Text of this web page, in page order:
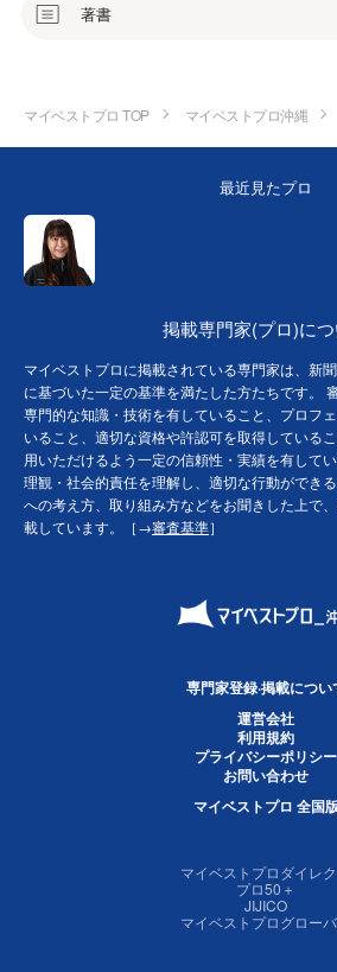
著書
マイベストプロ TOP マイベストプロ沖縄
最近見たプロ
掲載専門家(プロ)に
マイベストプロに掲載されている専門家は、新
に基づいた一定の基準を満たした方たちです。
専門的な知識・技術を有していること、プロフ
いること、適切な資格や許認可を取得している
用いただけるよう一定の信頼性・実績を有して
理観・社会的責任を理解し、適切な行動ができ
への考え方、取り組み方などをお聞きした上で
載しています。［→審査基準］
専門家登録·掲載につい
運営会社
利用規約
プライバシーポリシー
お問い合わせ
マイベストプロ 全国
マイベストプロダイレ
プロ50＋
JIJICO
マイベストプログロー